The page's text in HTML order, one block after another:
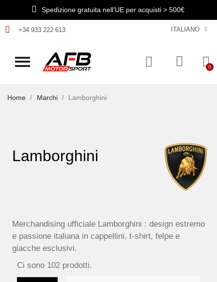
Spedizione gratuita nell'UE per acquisti > 500€
+34 933 222 613 ITALIANO
Home Marchi Lamborghini
Lamborghini
Merchandising ufficiale Lamborghini : design estremo
e passione italiana in cappellini, t-shirt, felpe e
giacche esclusivi.
Ci sono 102 prodotti.